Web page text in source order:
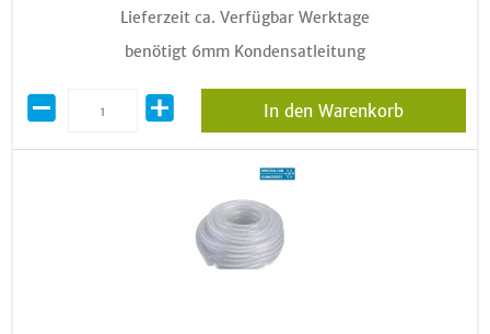
Lieferzeit ca. Verfügbar Werktage
benötigt 6mm Kondensatleitung
In den Warenkorb